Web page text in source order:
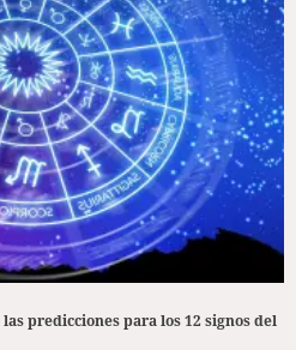
predicciones para los 12 signos del